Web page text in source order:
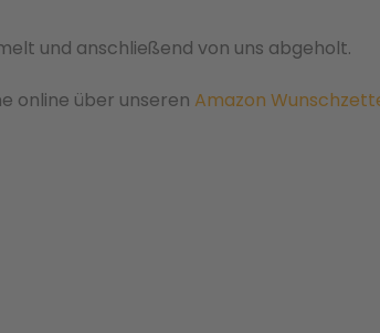
und anschließend von uns abgeholt.
online über unseren Amazon